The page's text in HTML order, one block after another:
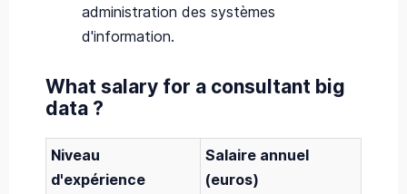
administration des systèmes
d'information.
What salary for a consultant big
data ?
Niveau
d'expérience
Salaire annuel
(euros)